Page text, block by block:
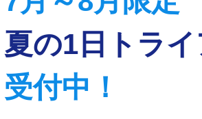
夏の1日トラ
受付中！